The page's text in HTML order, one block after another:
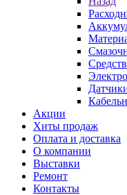
Акции
Хиты продаж
Оплата и доставка
О компании
Выставки
Ремонт
Контакты